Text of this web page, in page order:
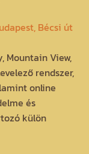
Bécsi út
Mountain View,
rendszer,
online
és
külön